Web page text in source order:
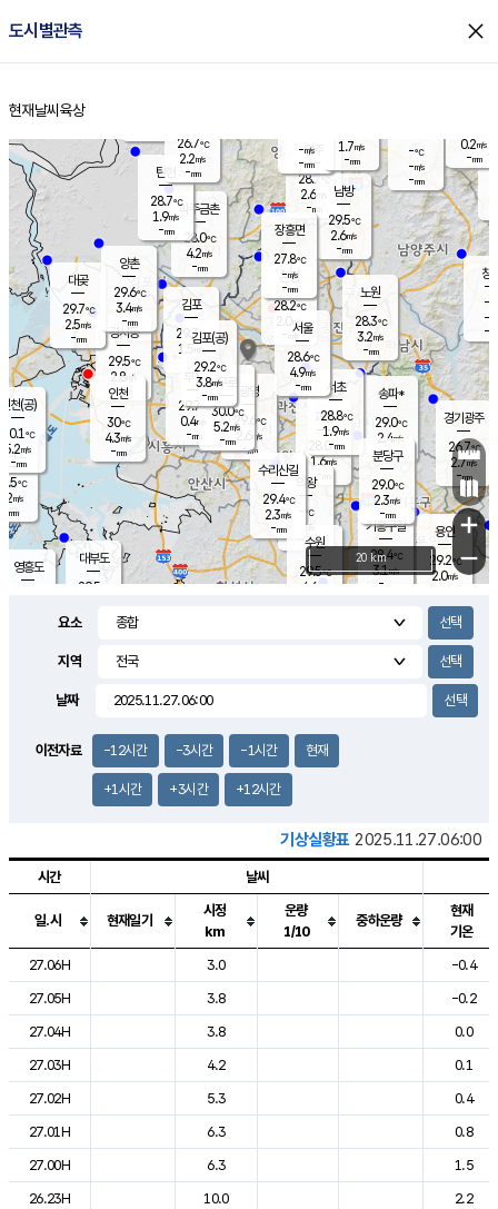
도시별관측 close
홈
현재날씨 육상
의도
℃
m/s
mm
영흥도
양주
28.7℃
2.6
-mm
과천
28.0℃
1.6m/s
- mm
용인
29.2℃
2.0m/s
경기광주
26.7℃
2.7m/s
-mm
3.8m/s
대부도
29.5
경서동
29.5℃
2.8 m/s
-mm
파주금촌
28.0℃
4.2m/s
-mm
-℃
-m/s
-mm
대곶
29.7℃
2.5m/s
-mm
창
-
-m/
-
탄현
28.7℃
1.9m/s
-mm
0.2m/s
-mm
의왕
- ℃
m/s
mm
김포
29.3℃
1.5 m/s
mm
광명
29.6 ℃
2.6 m/s
-mm
부천
29.7℃
0.4m/s
-mm
양촌
29.6℃
3.4m/s
-mm
구로
30.0℃
5.2m/s
-mm
은평
28.2℃
2.0 m/s
- mm
노원
28.3℃
3.2m/s
-mm
송파*
29.0℃
2.4m/s
-mm
서초
28.8℃
1.9m/s
-mm
남방
29.5℃
2.6m/s
-mm
기흥구갈
28.4℃
3.1m/s
-
수리산길
29.4℃
2.3m/s
-mm
분당구
29.0℃
2.3m/s
-mm
장흥면
27.8℃
-m/s
-mm
-m/s
-mm
인천(공)
30.1℃
5.2m/s
-mm
김포(공)
29.2℃
3.8m/s
-mm
수원
29.5℃
4.6 m/s
인천
30℃
4.3m/s
-mm
서울
28.6℃
4.9m/s
-mm
26.7℃
2.2m/s
-mm
1.7m/s
-mm
+
−
20 km
요소
지역
날짜
이전자료 -12시간 -3시간 -1시간 현재
+1시간 +3시간 +12시간
기상실황표 2025.11.27.06:00
도시별 기상실황표로 지점, 날씨, 기온, 강수, 바람, 기압등을 안내한 표입
시간 날씨
일.시 현재일기
시정
km
운량
1/10
중하운량
현재
기온
27.06H
3.0
-0.4
27.05H
3.8
-0.2
27.04H
3.8
0.0
27.03H
4.2
0.1
27.02H
5.3
0.4
27.01H
6.3
0.8
27.00H
6.3
1.5
26.23H
10.0
2.2